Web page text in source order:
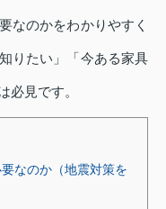
なのかをわかりやすく
りたい」「今ある家具
必見です。
なのか（地震対策を